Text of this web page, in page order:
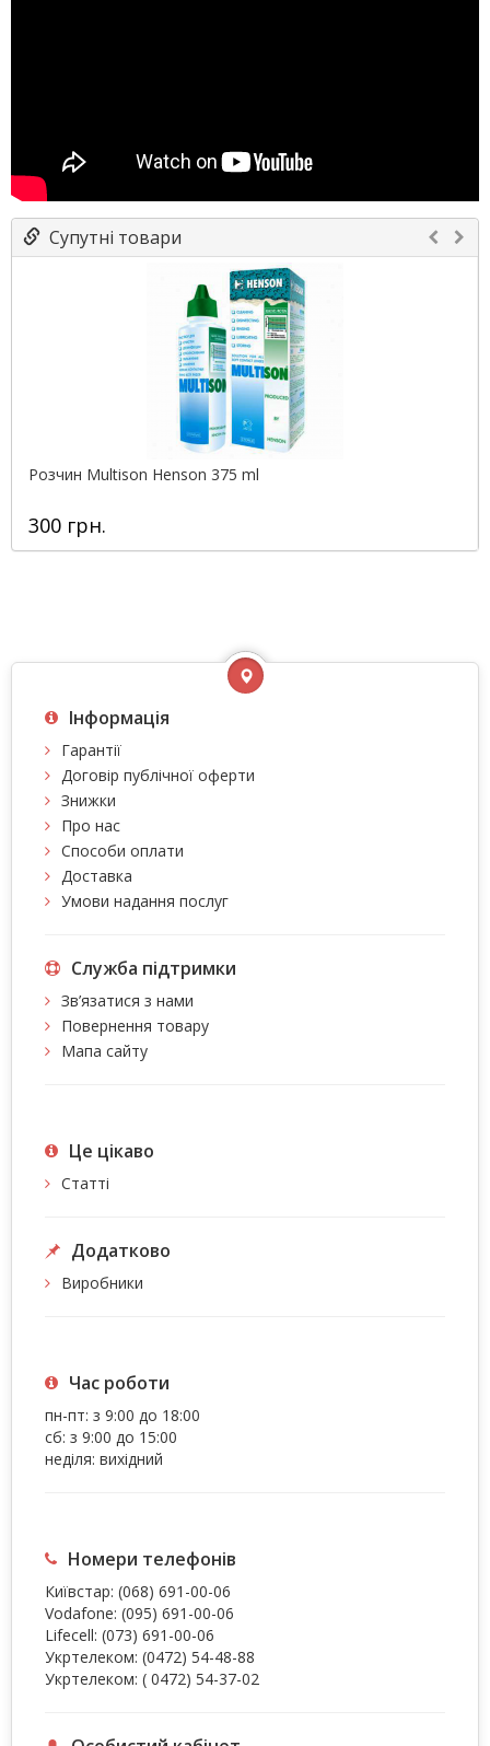
Супутні товари
Розчин Multison Henson 375 ml
300 грн.
Інформація
Гарантії
Договір публічної оферти
Знижки
Про нас
Способи оплати
Доставка
Умови надання послуг
Служба підтримки
Зв’язатися з нами
Повернення товару
Мапа сайту
Це цiкаво
Статті
Додатково
Виробники
Час роботи
пн-пт: з 9:00 до 18:00
сб: з 9:00 до 15:00
неділя: вихідний
Номери телефонів
Київстар: (068) 691-00-06
Vodafone: (095) 691-00-06
Lifecell: (073) 691-00-06
Укртелеком: (0472) 54-48-88
Укртелеком: ( 0472) 54-37-02